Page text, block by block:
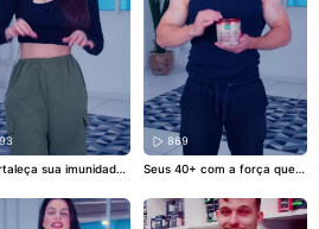
om.br#OutubroRosa #Prom
oOutubroRosa #Saúde #Be
mEstar #foryou
sua imunidade
Nutrify te ajuda a m
o corpo blindado e ch
869
Seus 40+ com a força que v
HMB Nutrify te dá energia, r
ecuperação e vitalidade pra